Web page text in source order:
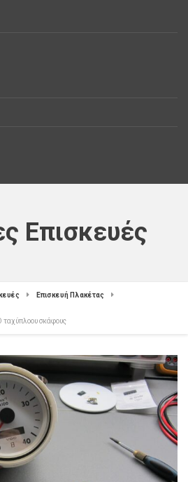
Επισκευές
Επισκευή Πλακέτας
ταχύπλοου σκάφους